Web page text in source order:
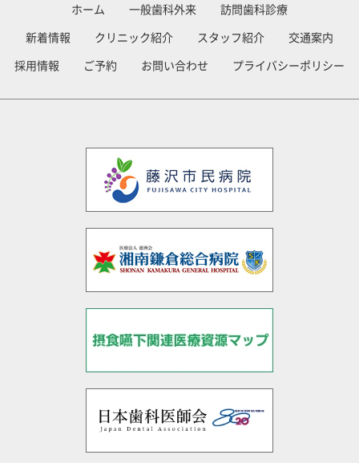
ホーム 一般歯科外来
訪問歯科診療
新着情報
クリニック紹介 スタッフ紹介
交通案内
採用情報
ご予約 お問い合わせ プライバシーポリシー